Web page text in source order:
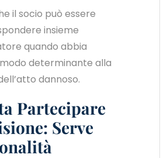
il socio può essere
insieme
quando abbia
determinante alla
dannoso.
Partecipare
Serve